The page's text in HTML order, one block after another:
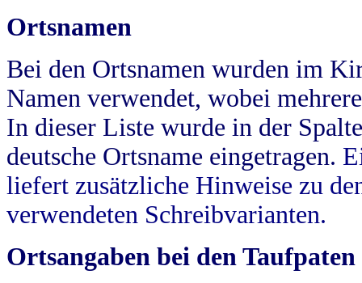
Ortsnamen
Bei den Ortsnamen wurden im
Namen verwendet, wobei
In dieser Liste wurde in der
deutsche Ortsname eingetragen.
liefert zusätzliche Hinweise zu
verwendeten Schreibvarianten.
Ortsangaben bei den Taufpaten